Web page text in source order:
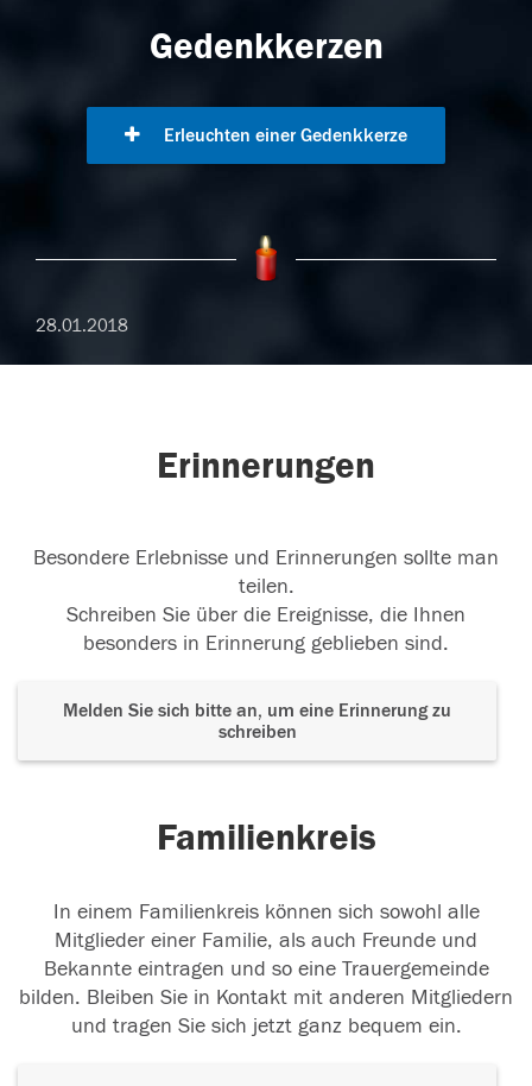
Gedenkkerzen
Erleuchten einer Gedenkkerze
28.01.2018
Erinnerungen
Besondere Erlebnisse und Erinnerungen sollte man
teilen.
Schreiben Sie über die Ereignisse, die Ihnen
besonders in Erinnerung geblieben sind.
Melden Sie sich bitte an, um eine Erinnerung zu
schreiben
Familienkreis
In einem Familienkreis können sich sowohl alle
Mitglieder einer Familie, als auch Freunde und
Bekannte eintragen und so eine Trauergemeinde
bilden. Bleiben Sie in Kontakt mit anderen Mitgliedern
und tragen Sie sich jetzt ganz bequem ein.